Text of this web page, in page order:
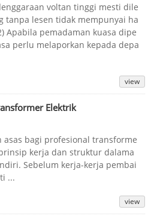
voltan tinggi mesti dile
tanpa lesen tidak mempunyai ha
Apabila pemadaman kuasa dipe
perlu melaporkan kepada depa
view
Elektrik
asas bagi profesional transforme
kerja dan struktur dalama
Sebelum kerja-kerja pembai
...
view